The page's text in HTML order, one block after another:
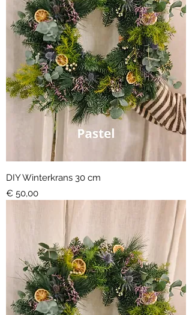
DIY Winterkrans 30 cm
Prijs
€ 50,00